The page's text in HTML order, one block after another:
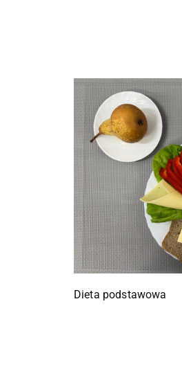
Dieta podstawowa